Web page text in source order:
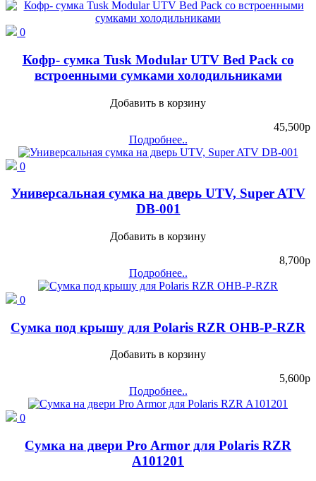
0
Кофр- сумка Tusk Modular UTV Bed Pack со
встроенными сумками холодильниками
Добавить в корзину
45,500p
Подробнее..
0
Универсальная сумка на дверь UTV, Super ATV
DB-001
Добавить в корзину
8,700p
Подробнее..
0
Сумка под крышу для Polaris RZR OHB-P-RZR
Добавить в корзину
5,600p
Подробнее..
0
Сумка на двери Pro Armor для Polaris RZR
A101201